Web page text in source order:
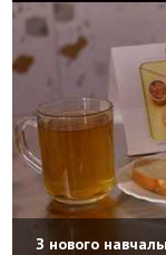
З нового